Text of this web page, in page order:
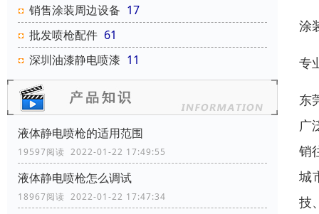
销售涂装周边设备 17
批发喷枪配件 61
深圳油漆静电喷漆 11
液体静电喷枪的适用范围
19597阅读 2022-01-22 17:49:55
液体静电喷枪怎么调试
18967阅读 2022-01-22 17:47:34
涂
专
东
广
销
城
技